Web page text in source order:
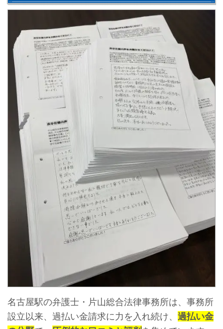
名古屋駅の弁護士・片山総合法律事務所は、事務所
設立以来、過払い金請求に力を入れ続け、 過払い金